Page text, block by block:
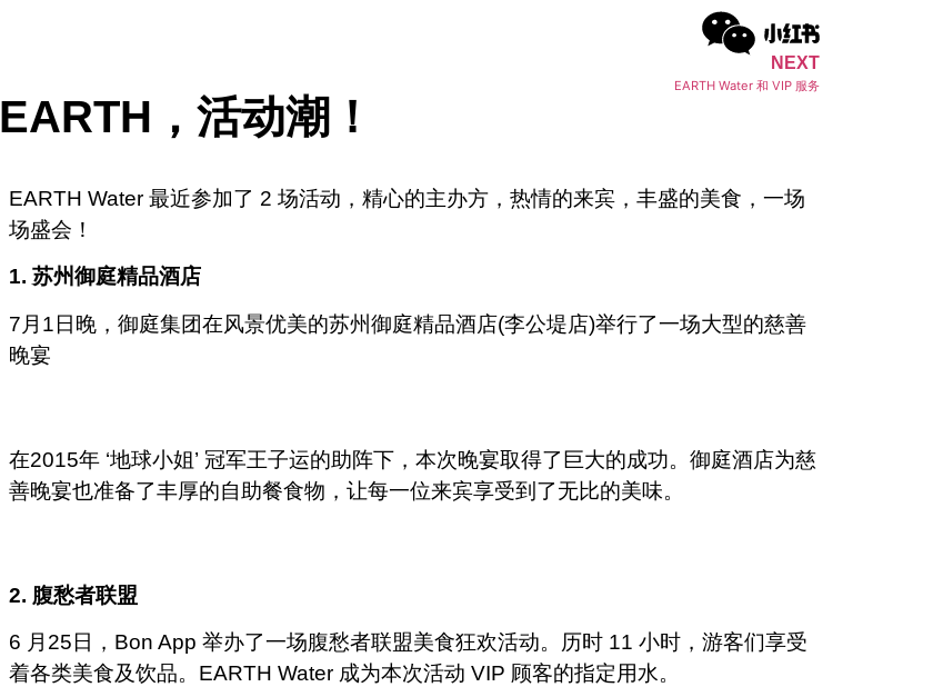
NEXT
EARTH Water 和 VIP 服务
EARTH，活动潮！
EARTH Water 最近参加了 2 场活动，精心的主办方，热情的来宾，丰盛的美食，一场
场盛会！
1. 苏州御庭精品酒店
7月1日晚，御庭集团在风景优美的苏州御庭精品酒店(李公堤店)举行了一场大型的慈善
晚宴
在2015年 ‘地球小姐’ 冠军王子运的助阵下，本次晚宴取得了巨大的成功。御庭酒店为慈
善晚宴也准备了丰厚的自助餐食物，让每一位来宾享受到了无比的美味。
2. 腹愁者联盟
6 月25日，Bon App 举办了一场腹愁者联盟美食狂欢活动。历时 11 小时，游客们享受
着各类美食及饮品。EARTH Water 成为本次活动 VIP 顾客的指定用水。